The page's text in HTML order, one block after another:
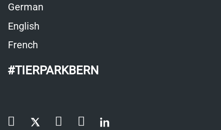
German
English
French
#TIERPARKBERN